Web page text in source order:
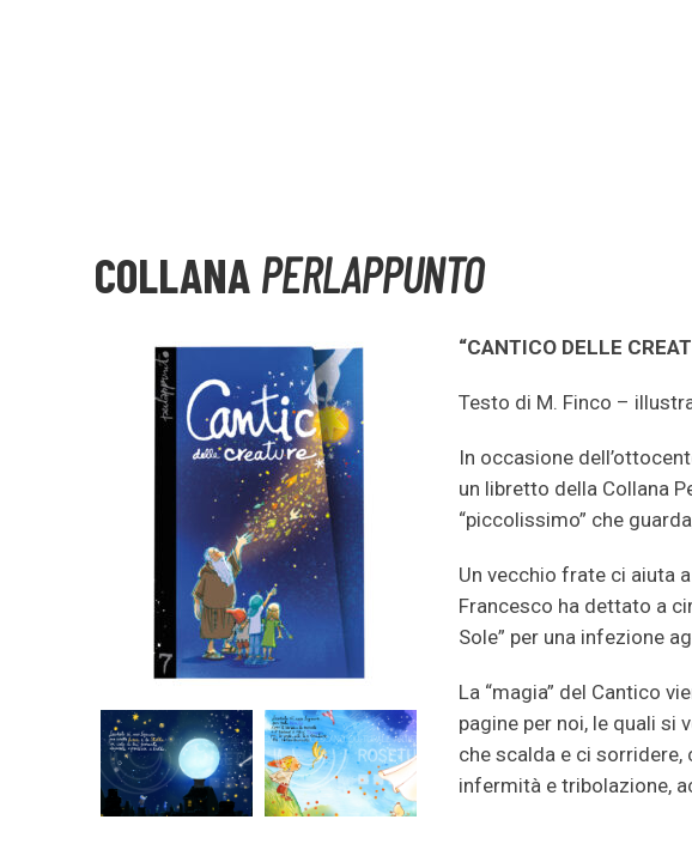
COLLANA PERLAPPUNTO
“CANTICO DELLE
Testo di M. Finco –
In occasione
un libretto della Collana
“piccolissimo” che
Un vecchio frate ci aiuta
Francesco ha dettato a
Sole” per una infezione
La “magia” del Cantico
pagine per noi, le quali si
che scalda e ci sorridere,
infermità e tribolazione,